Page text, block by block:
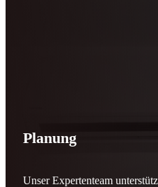
Manchmal braucht es nur eine zweite
Jede gerettete Maschine zählt. Jeder
Reparieren statt wegwerfen.
Schicker. Wir bringen’s wieder zum
Planung
Unser Expertenteam